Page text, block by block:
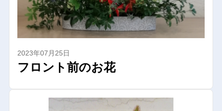
2023年07月25日
フロント前のお花